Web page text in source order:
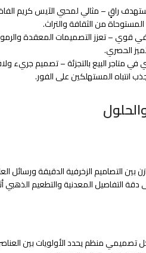
راقٍ – مثالي لمحبي الآيس كريم الفاخر،
من الثقافة والتراث.
قوي – تعزز التصميمات المعقدة والرموز
الحصري.
متاجر البيع بالتجزئة – تصميم جريء
انتباه المستهلكين على الفور.
بين التصاميم الزخرفية الدقيقة ورسائل
دقة التفاصيل المعدنية والتطعيم الذهبي
تصميمي منظم يحدد الأولويات بين